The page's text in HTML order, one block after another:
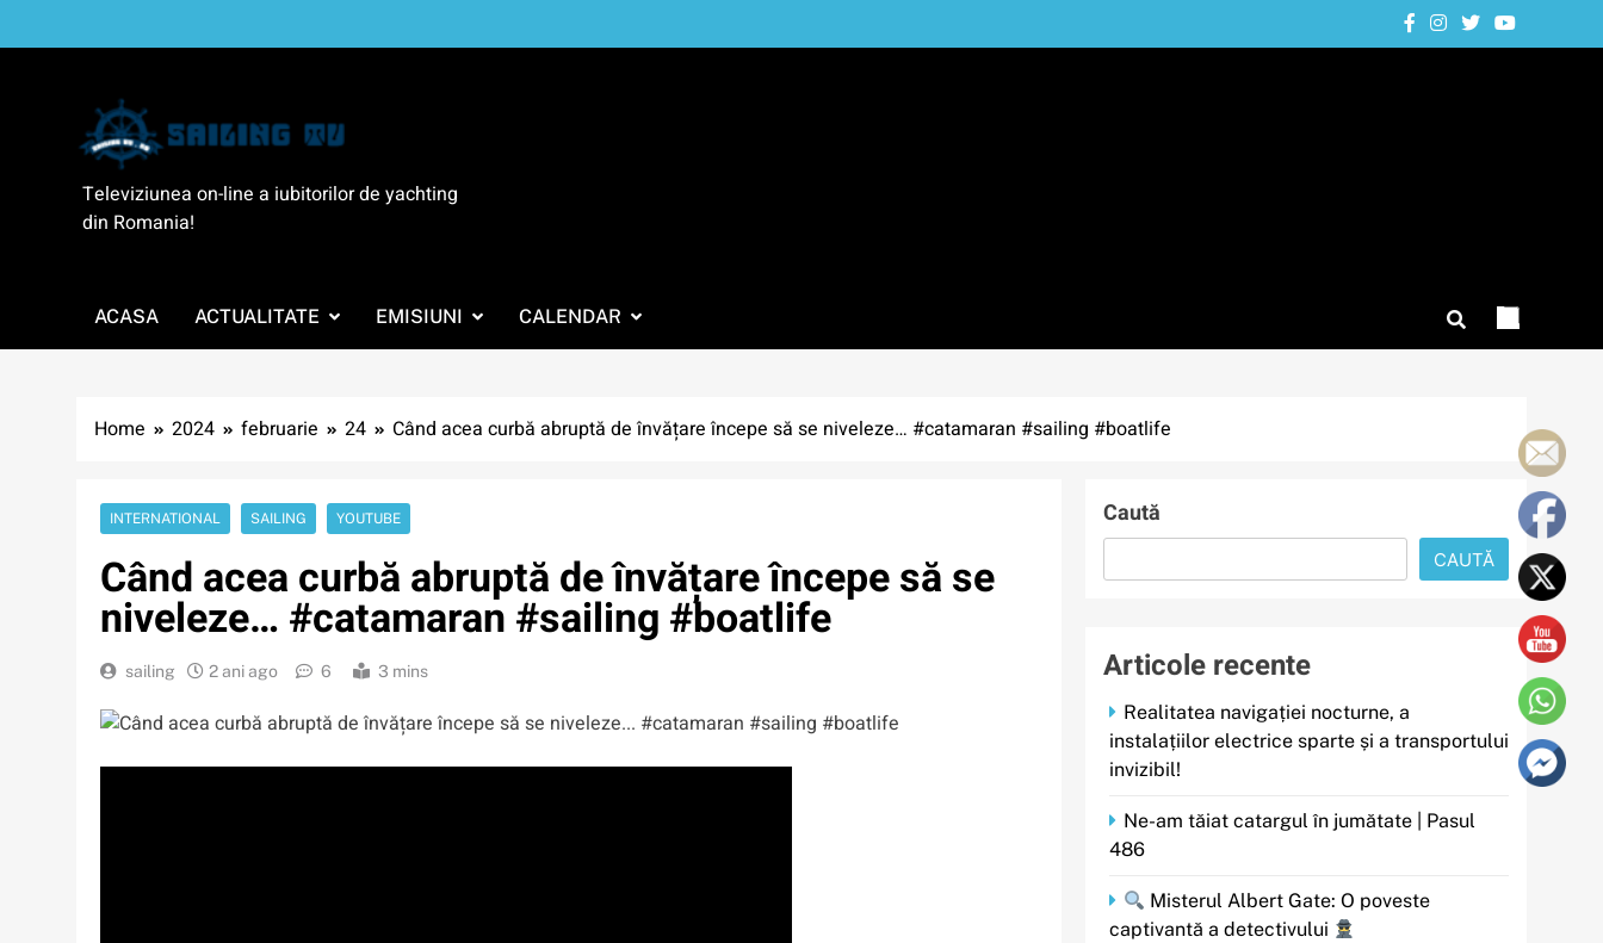
to
SailingTV
Televiziunea on-line a iubitorilor de yachting
din Romania!
ACASA ACTUALITATE EMISIUNI CALENDAR
Home 2024 februarie 24 Când acea curbă abruptă de învățare începe să se niveleze… #catamaran #sailing #boatlife
INTERNATIONAL SAILING YOUTUBE
Când acea curbă abruptă de învățare începe să se
niveleze… #catamaran #sailing #boatlife
sailing 2 ani ago 6 3 mins
Caută
CAUTĂ
Articole recente
Realitatea navigației nocturne, a
instalațiilor electrice sparte și a transportului
invizibil!
Ne-am tăiat catargul în jumătate | Pasul
486
Misterul Albert Gate: O poveste
captivantă a detectivului